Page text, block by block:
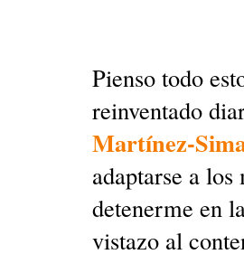
Pienso todo
reinventado
Martínez-
adaptarse a
detenerme en
vistazo al